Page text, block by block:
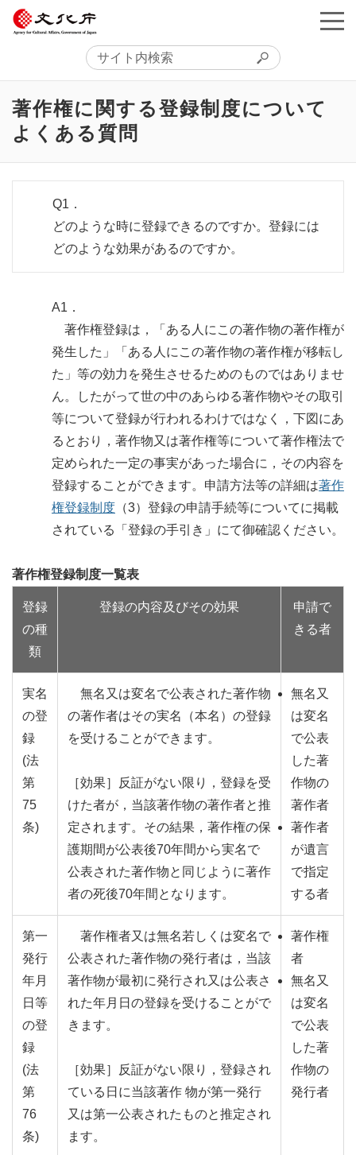
著作権に関する登録制度について
よくある質問
Q1．
どのような時に登録できるのですか。登録には
どのような効果があるのですか。
A1．
著作権登録は，「ある人にこの著作物の著作権が
発生した」「ある人にこの著作物の著作権が移転し
た」等の効力を発生させるためのものではありませ
ん。したがって世の中のあらゆる著作物やその取引
等について登録が行われるわけではなく，下図にあ
るとおり，著作物又は著作権等について著作権法で
定められた一定の事実があった場合に，その内容を
登録することができます。申請方法等の詳細は著作
権登録制度 （3）登録の申請手続等についてに掲載
されている「登録の手引き」にて御確認ください。
著作権登録制度一覧表
登録
の種
類
登録の内容及びその効果
申請で
きる者
実名
の登
録
(法
第
75
条)
無名又は変名で公表された著作物
の著作者はその実名（本名）の登録
を受けることができます。
［効果］反証がない限り，登録を受
けた者が，当該著作物の著作者と推
定されます。その結果，著作権の保
護期間が公表後70年間から実名で
公表された著作物と同じように著作
者の死後70年間となります。
無名又
は変名
で公表
した著
作物の
著作者
著作者
が遺言
で指定
する者
第一
発行
年月
日等
の登
録
(法
第
76
条)
著作権者又は無名若しくは変名で
公表された著作物の発行者は，当該
著作物が最初に発行され又は公表さ
れた年月日の登録を受けることがで
きます。
［効果］反証がない限り，登録され
ている日に当該著作 物が第一発行
又は第一公表されたものと推定され
ます。
著作権
者
無名又
は変名
で公表
した著
作物の
発行者